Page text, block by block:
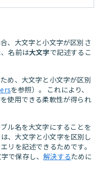
、大文字と小文字が区別さ
名前は大文字で記述するこ
め、大文字と小文字が区別
を参照）。 これにより、
使用できる柔軟性が得られ
ル名を大文字にすることを
、大文字と小文字を区別し
リを記述できるためです。
で保存し、解決するために